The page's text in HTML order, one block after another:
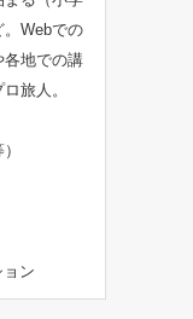
。Webでの
各地での講
旅人。
ン